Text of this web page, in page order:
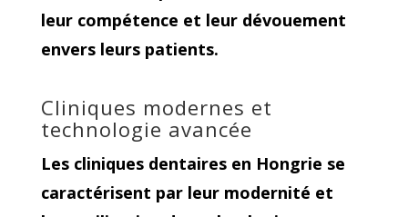
leur compétence et leur dévouement
envers leurs patients.
Cliniques modernes et
technologie avancée
Les cliniques dentaires en Hongrie se
caractérisent par leur modernité et